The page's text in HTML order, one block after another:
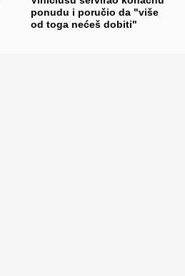
ponudu i poručio da "više
od toga nećeš dobiti"